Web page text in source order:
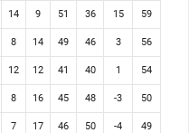
14 9 51 36 15 59
8 14 49 46 3 56
12 12 41 40 1 54
8 16 45 48 -3 50
7 17 46 50 -4 49